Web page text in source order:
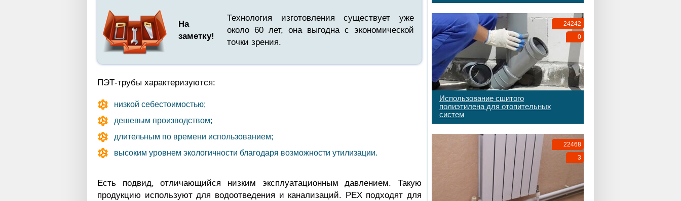
На
заметку!
Технология изготовления существует уже
около 60 лет, она выгодна с экономической
точки зрения.
ПЭТ-трубы характеризуются:
низкой себестоимостью;
дешевым производством;
длительным по времени использованием;
высоким уровнем экологичности благодаря возможности утилизации.
Есть подвид, отличающийся низким эксплуатационным давлением. Такую
продукцию используют для водоотведения и канализаций. РЕХ подходят для
24242
0
Использование сшитого
полиэтилена для отопительных
систем
22468
3